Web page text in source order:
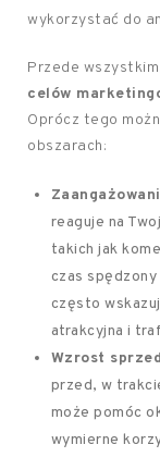
wykorzystać do
Przede
celów
Oprócz tego
obszarach:
reaguje na
takich jak
czas
często
atrakcyjna i
Wzrost
przed, w
może pomóc
wymierne